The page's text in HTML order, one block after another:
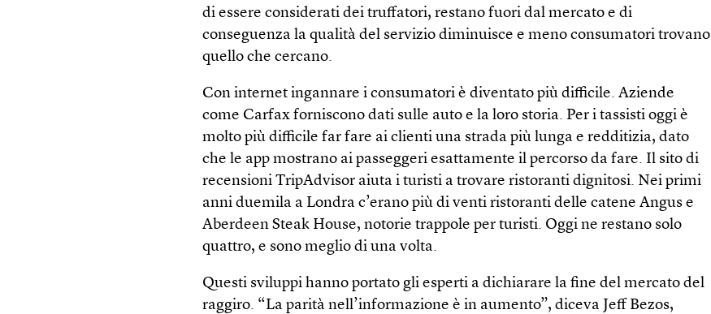
di essere considerati dei truffatori, restano fuori dal mercato e di
conseguenza la qualità del servizio diminuisce e meno consumatori trovano
quello che cercano.
Con internet ingannare i consumatori è diventato più difficile. Aziende
come Carfax forniscono dati sulle auto e la loro storia. Per i tassisti oggi è
molto più difficile far fare ai clienti una strada più lunga e redditizia, dato
che le app mostrano ai passeggeri esattamente il percorso da fare. Il sito di
recensioni TripAdvisor aiuta i turisti a trovare ristoranti dignitosi. Nei primi
anni duemila a Londra c’erano più di venti ristoranti delle catene Angus e
Aberdeen Steak House, notorie trappole per turisti. Oggi ne restano solo
quattro, e sono meglio di una volta.
Questi sviluppi hanno portato gli esperti a dichiarare la fine del mercato del
raggiro. “La parità nell’informazione è in aumento”, diceva Jeff Bezos,